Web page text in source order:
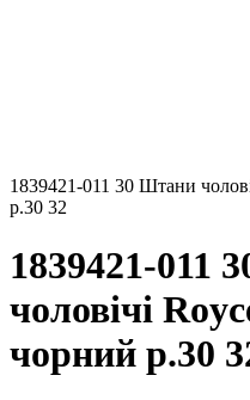
1839421-011 30 Штани
р.30 32
1839421-011
чоловічі
чорний р.30